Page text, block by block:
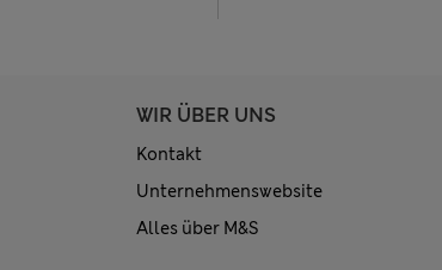
WIR ÜBER UNS
Kontakt
Unternehmenswebsite
Alles über M&S